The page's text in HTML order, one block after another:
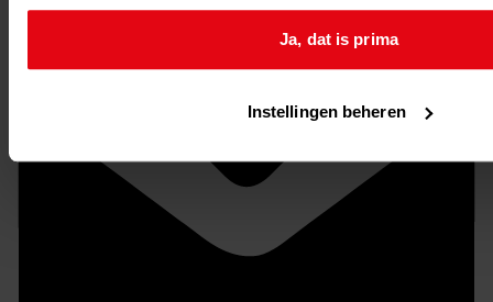
Ja, dat is prima
Instellingen beheren